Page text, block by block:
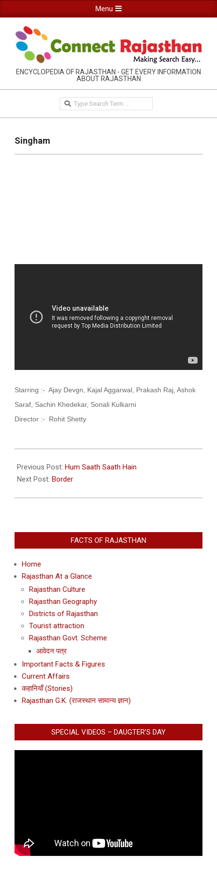
to
content
Navigation
Menu
Menu
RAJASTHAN
INFORMATION
GUIDE-
CONNECTRAJASTHAN
ENCYCLOPEDIA OF RAJASTHAN - GET EVERY INFORMATION
ABOUT RAJASTHAN
Search
Singham
Starring :- Ajay Devgn, Kajal Aggarwal, Prakash Raj, Ashok
Saraf, Sachin Khedekar, Sonali Kulkarni
Director :- Rohit Shetty
02-
26
Previous Post: Hum Saath Saath Hain
Next Post: Border
FACTS OF RAJASTHAN
Home
Rajasthan At a Glance
Rajasthan Culture
Rajasthan Geography
Districts of Rajasthan
Tourist attraction
Rajasthan Govt. Scheme
आवेदन पत्र
Important Facts & Figures
Current Affairs
कहानियाँ (Stories)
Rajasthan G.K. (राजस्थान सामान्य ज्ञान)
SPECIAL VIDEOS – DAUGTER’S DAY